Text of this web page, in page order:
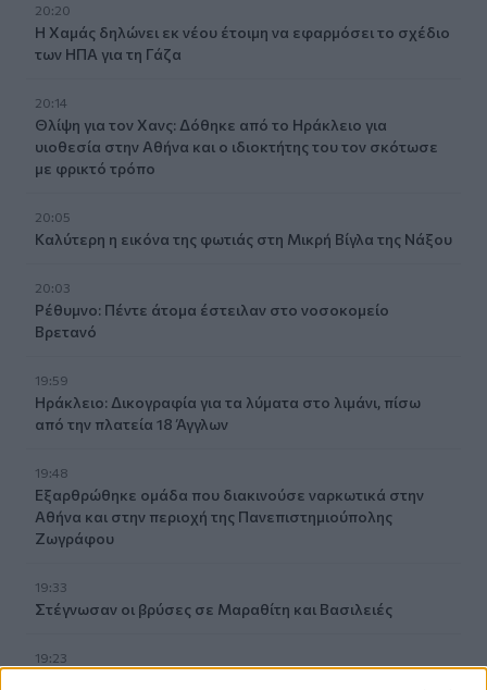
20:20
Η Χαμάς δηλώνει εκ νέου έτοιμη να εφαρμόσει το σχέδιο
των ΗΠΑ για τη Γάζα
20:14
Θλίψη για τον Χανς: Δόθηκε από το Ηράκλειο για
υιοθεσία στην Αθήνα και ο ιδιοκτήτης του τον σκότωσε
με φρικτό τρόπο
20:05
Καλύτερη η εικόνα της φωτιάς στη Μικρή Βίγλα της Νάξου
20:03
Ρέθυμνο: Πέντε άτομα έστειλαν στο νοσοκομείο
Βρετανό
19:59
Ηράκλειο: Δικογραφία για τα λύματα στο λιμάνι, πίσω
από την πλατεία 18 Άγγλων
19:48
Εξαρθρώθηκε ομάδα που διακινούσε ναρκωτικά στην
Αθήνα και στην περιοχή της Πανεπιστημιούπολης
Ζωγράφου
19:33
Στέγνωσαν οι βρύσες σε Μαραθίτη και Βασιλειές
19:23